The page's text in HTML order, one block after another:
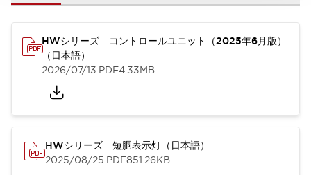
HWシリーズ コントロールユニット（2025年6月版）
（日本語）
2026/07/13.PDF4.33MB
HWシリーズ 短胴表示灯（日本語）
2025/08/25.PDF851.26KB